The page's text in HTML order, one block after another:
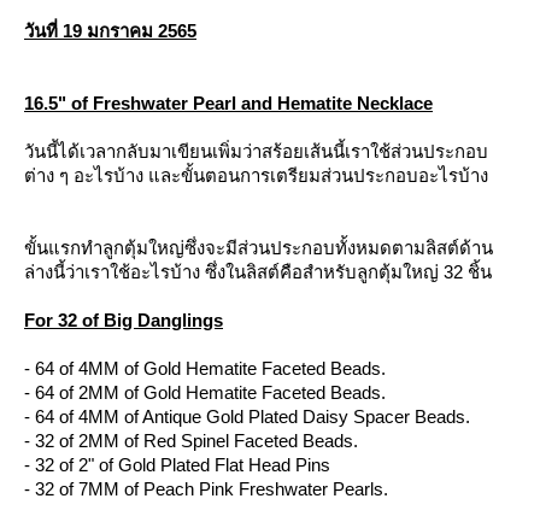
วันที่ 19 มกราคม 2565
16.5" of Freshwater Pearl and Hematite Necklace
วันนี้ได้เวลากลับมาเขียนเพิ่มว่าสร้อยเส้นนี้เราใช้ส่วนประกอบ
ต่าง ๆ อะไรบ้าง และขั้นตอนการเตรียมส่วนประกอบอะไรบ้าง
ขั้นแรกทำลูกตุ้มใหญ่ซึ่งจะมีส่วนประกอบทั้งหมดตามลิสต์ด้าน
ล่างนี้ว่าเราใช้อะไรบ้าง ซึ่งในลิสต์คือสำหรับลูกตุ้มใหญ่ 32 ชิ้น
For 32 of Big Danglings
- 64 of 4MM of Gold Hematite Faceted Beads.
- 64 of 2MM of Gold Hematite Faceted Beads.
- 64 of 4MM of Antique Gold Plated Daisy Spacer Beads.
- 32 of 2MM of Red Spinel Faceted Beads.
- 32 of 2" of Gold Plated Flat Head Pins
- 32 of 7MM of Peach Pink Freshwater Pearls.